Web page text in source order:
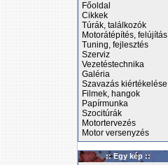
Főoldal
Cikkek
Túrák, találkozók
Motorátépítés, felújítás
Tuning, fejlesztés
Szerviz
Vezetéstechnika
Galéria
Szavazás kiértékelése
Filmek, hangok
Papírmunka
Szocitúrák
Motortervezés
Motor versenyzés
:: Egy kép ::